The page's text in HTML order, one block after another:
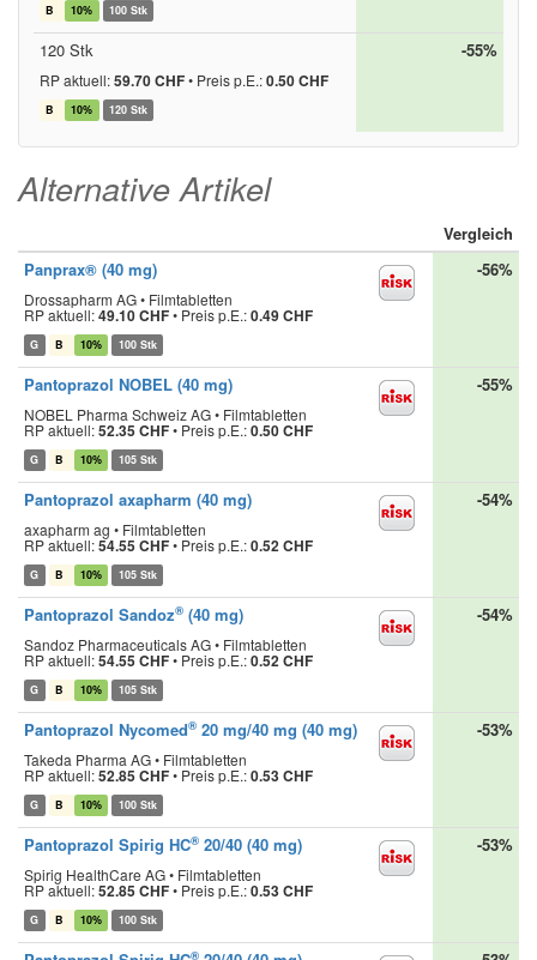
B 10% 100 Stk
120 Stk
RP aktuell:59.70 CHF• Preis p.E.:0.50 CHF
B 10% 120 Stk
-55%
Alternative Artikel
Vergleich
Panprax® (40 mg)
Drossapharm AG • Filmtabletten
RP aktuell:49.10 CHF• Preis p.E.:0.49 CHF
G B 10% 100 Stk
-56%
Pantoprazol NOBEL (40 mg)
NOBEL Pharma Schweiz AG • Filmtabletten
RP aktuell:52.35 CHF• Preis p.E.:0.50 CHF
G B 10% 105 Stk
-55%
Pantoprazol axapharm (40 mg)
axapharm ag • Filmtabletten
RP aktuell:54.55 CHF• Preis p.E.:0.52 CHF
G B 10% 105 Stk
-54%
Pantoprazol Sandoz® (40 mg)
Sandoz Pharmaceuticals AG • Filmtabletten
RP aktuell:54.55 CHF• Preis p.E.:0.52 CHF
G B 10% 105 Stk
-54%
Pantoprazol Nycomed® 20 mg/40 mg (40 mg)
Takeda Pharma AG • Filmtabletten
RP aktuell:52.85 CHF• Preis p.E.:0.53 CHF
G B 10% 100 Stk
-53%
Pantoprazol Spirig HC® 20/40 (40 mg)
Spirig HealthCare AG • Filmtabletten
RP aktuell:52.85 CHF• Preis p.E.:0.53 CHF
G B 10% 100 Stk
-53%
®